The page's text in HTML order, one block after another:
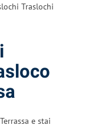
Traslochi
e stai